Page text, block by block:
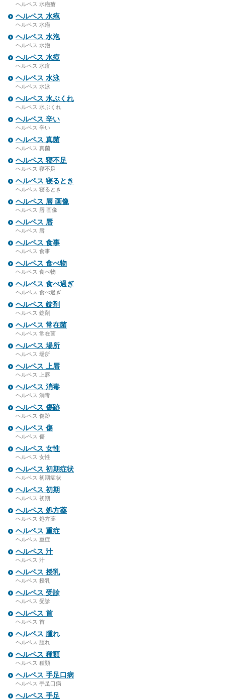
ヘルペス 水疱瘡
ヘルペス 水疱
ヘルペス 水疱
ヘルペス 水泡
ヘルペス 水泡
ヘルペス 水痘
ヘルペス 水痘
ヘルペス 水泳
ヘルペス 水泳
ヘルペス 水ぶくれ
ヘルペス 水ぶくれ
ヘルペス 辛い
ヘルペス 辛い
ヘルペス 真菌
ヘルペス 真菌
ヘルペス 寝不足
ヘルペス 寝不足
ヘルペス 寝るとき
ヘルペス 寝るとき
ヘルペス 唇 画像
ヘルペス 唇 画像
ヘルペス 唇
ヘルペス 唇
ヘルペス 食事
ヘルペス 食事
ヘルペス 食べ物
ヘルペス 食べ物
ヘルペス 食べ過ぎ
ヘルペス 食べ過ぎ
ヘルペス 錠剤
ヘルペス 錠剤
ヘルペス 常在菌
ヘルペス 常在菌
ヘルペス 場所
ヘルペス 場所
ヘルペス 上唇
ヘルペス 上唇
ヘルペス 消毒
ヘルペス 消毒
ヘルペス 傷跡
ヘルペス 傷跡
ヘルペス 傷
ヘルペス 傷
ヘルペス 女性
ヘルペス 女性
ヘルペス 初期症状
ヘルペス 初期症状
ヘルペス 初期
ヘルペス 初期
ヘルペス 処方薬
ヘルペス 処方薬
ヘルペス 重症
ヘルペス 重症
ヘルペス 汁
ヘルペス 汁
ヘルペス 授乳
ヘルペス 授乳
ヘルペス 受診
ヘルペス 受診
ヘルペス 首
ヘルペス 首
ヘルペス 腫れ
ヘルペス 腫れ
ヘルペス 種類
ヘルペス 種類
ヘルペス 手足口病
ヘルペス 手足口病
ヘルペス 手足